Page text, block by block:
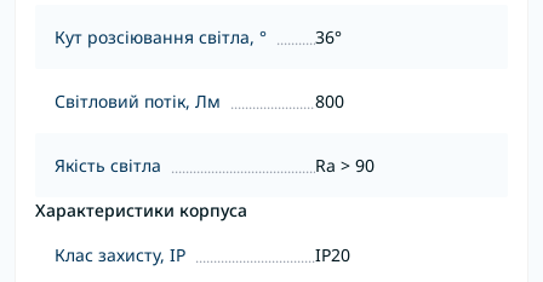
Кут розсіювання світла, ° 36°
Світловий потік, Лм 800
Якість світла
Ra > 90
Характеристики корпуса
Клас захисту, IP
IP20